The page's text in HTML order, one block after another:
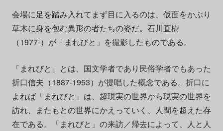
会場に足を踏み入れてまず目に入るのは、仮面をかぶり
草木に身を包む異形の者たちの姿だ。石川直樹
（1977-）が「まれびと」を撮影したものである。
「まれびと」とは、国文学者であり民俗学者でもあった
折口信夫（1887-1953）が提唱した概念である。折口に
よれば「まれびと」は、超現実の世界から現実の世界を
訪れ、またもとの世界にかえっていく、人間を超えた存
在である。「まれびと」の来訪／帰去によって、人と人